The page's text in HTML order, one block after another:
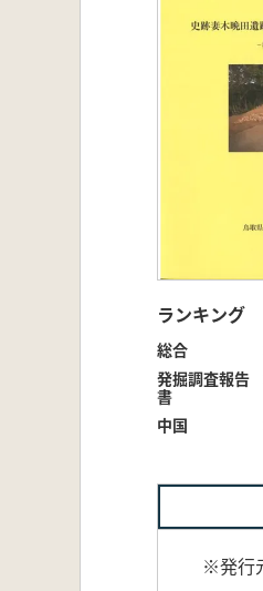
ランキング
総合
発掘調査報告
書
中国
※発行